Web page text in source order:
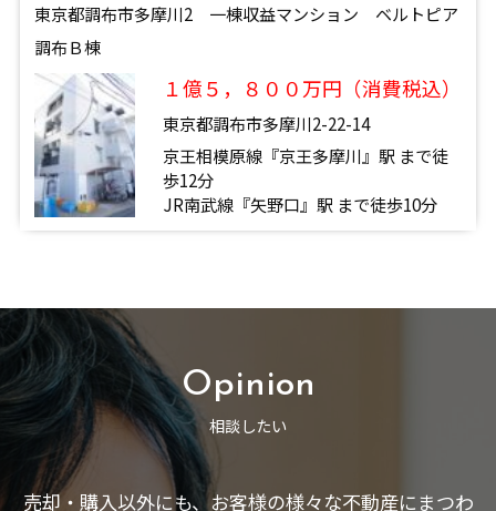
東京都調布市多摩川2 一棟収益マンション ベルトピア
調布Ｂ棟
１億５，８００万円（消費税込）
東京都調布市多摩川2-22-14
京王相模原線『京王多摩川』駅 まで徒
歩12分
JR南武線『矢野口』駅 まで徒歩10分
Opinion
相談したい
売却・購入以外にも、お客様の様々な不動産にまつわ